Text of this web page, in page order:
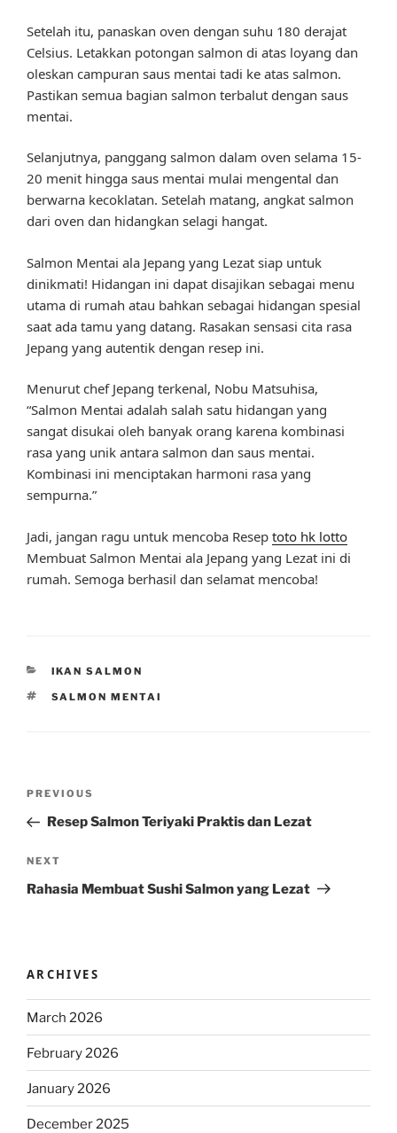
Setelah itu, panaskan oven dengan suhu 180 derajat
Celsius. Letakkan potongan salmon di atas loyang dan
oleskan campuran saus mentai tadi ke atas salmon.
Pastikan semua bagian salmon terbalut dengan saus
mentai.
Selanjutnya, panggang salmon dalam oven selama 15-
20 menit hingga saus mentai mulai mengental dan
berwarna kecoklatan. Setelah matang, angkat salmon
dari oven dan hidangkan selagi hangat.
Salmon Mentai ala Jepang yang Lezat siap untuk
dinikmati! Hidangan ini dapat disajikan sebagai menu
utama di rumah atau bahkan sebagai hidangan spesial
saat ada tamu yang datang. Rasakan sensasi cita rasa
Jepang yang autentik dengan resep ini.
Menurut chef Jepang terkenal, Nobu Matsuhisa,
“Salmon Mentai adalah salah satu hidangan yang
sangat disukai oleh banyak orang karena kombinasi
rasa yang unik antara salmon dan saus mentai.
Kombinasi ini menciptakan harmoni rasa yang
sempurna.”
Jadi, jangan ragu untuk mencoba Resep toto hk lotto
Membuat Salmon Mentai ala Jepang yang Lezat ini di
rumah. Semoga berhasil dan selamat mencoba!
CATEGORIES
IKAN SALMON
TAGS
SALMON MENTAI
Previous
Post
PREVIOUS
Resep Salmon Teriyaki Praktis dan Lezat
Next
Post
NEXT
Rahasia Membuat Sushi Salmon yang Lezat
ARCHIVES
March 2026
February 2026
January 2026
December 2025